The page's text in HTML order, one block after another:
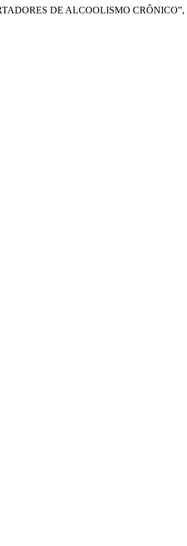
DE ALCOOLISMO CRÔNICO”,